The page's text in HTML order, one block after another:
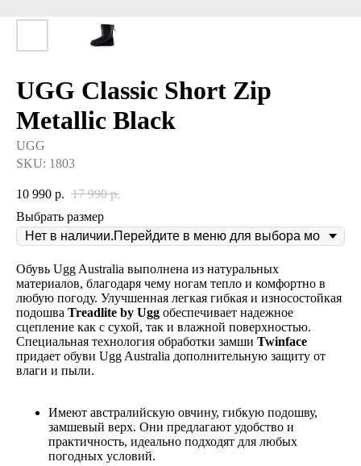
UGG Classic Short Zip
Metallic Black
UGG
SKU: 1803
10 990 р. 17 990 р.
Выбрать размер
Обувь Ugg Australia выполнена из натуральных
материалов, благодаря чему ногам тепло и комфортно в
любую погоду. Улучшенная легкая гибкая и износостойкая
подошва Treadlite by Ugg обеспечивает надежное
сцепление как с сухой, так и влажной поверхностью.
Специальная технология обработки замши Twinface
придает обуви Ugg Australia дополнительную защиту от
влаги и пыли.
Имеют австралийскую овчину, гибкую подошву,
замшевый верх. Они предлагают удобство и
практичность, идеально подходят для любых
погодных условий.